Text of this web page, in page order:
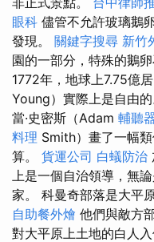
眼科 儘管不允許玻璃鵝
發現。 關鍵字搜尋 新竹
園的一部分，特殊的鵝
1772年，地球上7.75億
Young）實際上是自由的
當·史密斯（Adam 輔聽
料理 Smith）畫了一幅
算。 貨運公司 白蟻防治
上是一個自治領導，無
家。 科曼奇部落是大平
自助餐外燴 他們與敵方
對大平原上土地的白人入